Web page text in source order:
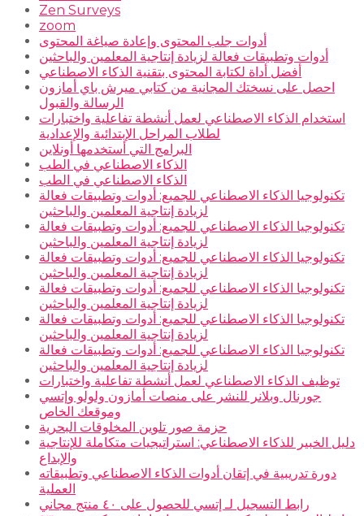
Zen Surveys
zoom
أدوات جلب المحتوى وإعادة صياغة المحتوى
أدوات وتطبيقات فعالة لزيادة إنتاجية المعلمين والباحثين
أفضل أداة لكتابة المحتوى بتقنية الذكاء الاصطناعي
احصل على نسختك المجانية من كتابي ميرش باي أمازون
الرسالة والقبول
استخدام الذكاء الاصطناعي لعمل أنشطة تفاعلية واختبارات
لطلاب المراحل الإبتدائية والإعدادية
البرامج التي أستخدمها أونلاين
الذكاء الاصطناعي في الطب
الذكاء الاصطناعي في الطب
تكنولوجيا الذكاء الاصطناعي للجميع: أدوات وتطبيقات فعالة
لزيادة إنتاجية المعلمين والباحثين
تكنولوجيا الذكاء الاصطناعي للجميع: أدوات وتطبيقات فعالة
لزيادة إنتاجية المعلمين والباحثين
تكنولوجيا الذكاء الاصطناعي للجميع: أدوات وتطبيقات فعالة
لزيادة إنتاجية المعلمين والباحثين
تكنولوجيا الذكاء الاصطناعي للجميع: أدوات وتطبيقات فعالة
لزيادة إنتاجية المعلمين والباحثين
تكنولوجيا الذكاء الاصطناعي للجميع: أدوات وتطبيقات فعالة
لزيادة إنتاجية المعلمين والباحثين
تكنولوجيا الذكاء الاصطناعي للجميع: أدوات وتطبيقات فعالة
لزيادة إنتاجية المعلمين والباحثين
توظيف الذكاء الاصطناعي لعمل أنشطة تفاعلية واختبارات
جورنال وبلانر للنشر على منصات أمازون ولولو وإتسي
وموقعك الخاص
حزمة صور تلوين المخلوقات البحرية
دليل الخبير للذكاء الاصطناعي: استراتيجيات متكاملة للإنتاجية
والإبداع
دورة تدريبية في إتقان أدوات الذكاء الاصطناعي وتطبيقاته
العملية
رابط التسجيل لـ إتسي للحصول على ٤٠ منتج مجاني